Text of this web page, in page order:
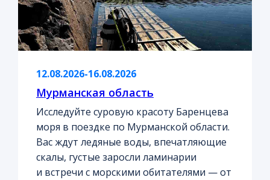
12.08.2026-16.08.2026
Мурманская область
Исследуйте суровую красоту Баренцева
моря в поездке по Мурманской области.
Вас ждут ледяные воды, впечатляющие
скалы, густые заросли ламинарии
и встречи с морскими обитателями — от